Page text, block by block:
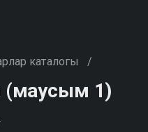
каталогы /
(маусым 1)